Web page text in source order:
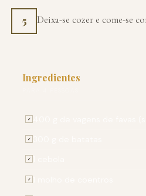
5 Deixa-se cozer e come-se
Ingredientes
✓
✓
✓
✓